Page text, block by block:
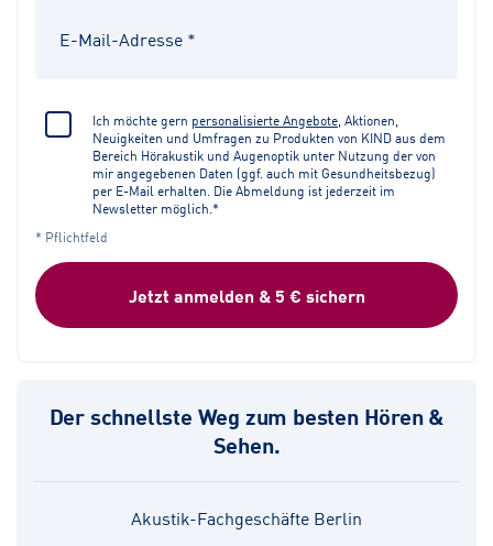
Ich möchte gern personalisierte Angebote , Aktionen,
Neuigkeiten und Umfragen zu Produkten von KIND aus dem
Bereich Hörakustik und Augenoptik unter Nutzung der von
mir angegebenen Daten (ggf. auch mit Gesundheitsbezug)
per E-Mail erhalten. Die Abmeldung ist jederzeit im
Newsletter möglich.*
* Pflichtfeld
Jetzt anmelden & 5 € sichern
Der schnellste Weg zum besten Hören &
Sehen.
Akustik-Fachgeschäfte Berlin